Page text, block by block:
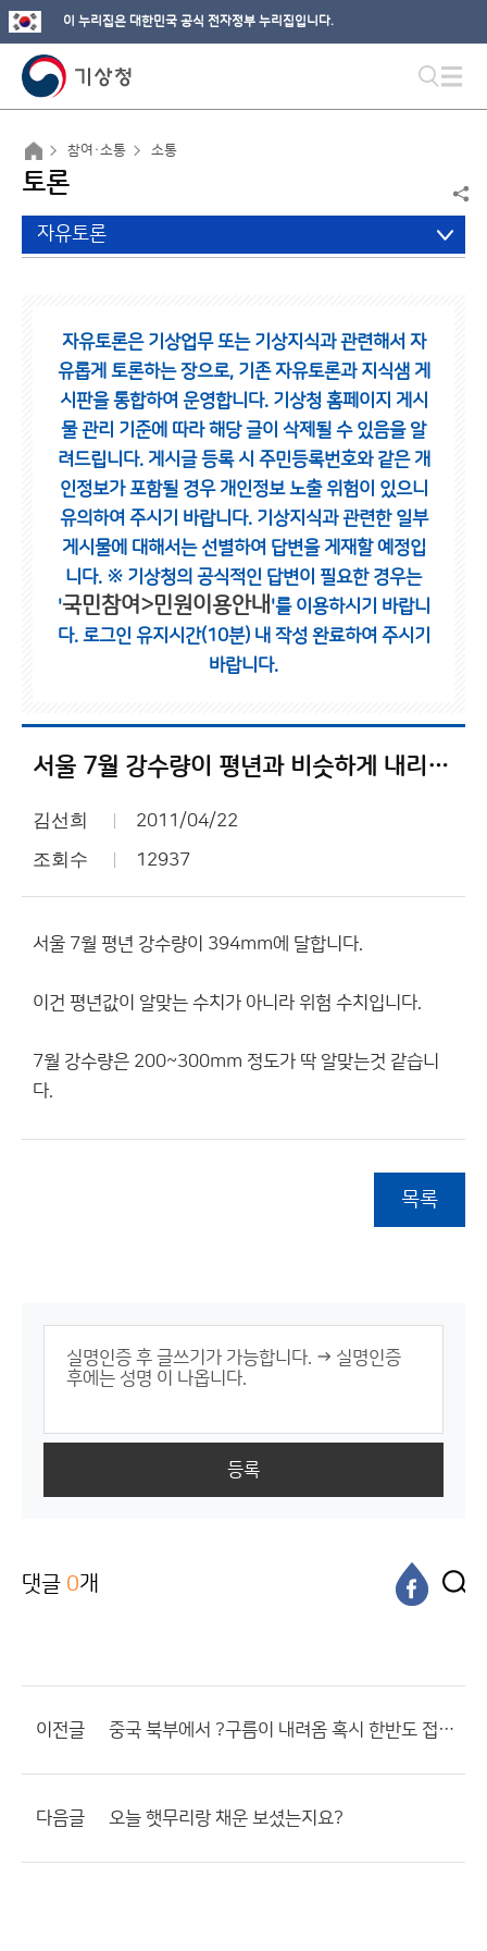
이 누리집은 대한민국 공식 전자정부 누리집입니다.
참여·소통 소통
토론
자유토론
자유토론은 기상업무 또는 기상지식과 관련해서 자
유롭게 토론하는 장으로, 기존 자유토론과 지식샘 게
시판을 통합하여 운영합니다. 기상청 홈페이지 게시
물 관리 기준에 따라 해당 글이 삭제될 수 있음을 알
려드립니다. 게시글 등록 시 주민등록번호와 같은 개
인정보가 포함될 경우 개인정보 노출 위험이 있으니
유의하여 주시기 바랍니다. 기상지식과 관련한 일부
게시물에 대해서는 선별하여 답변을 게재할 예정입
니다. ※ 기상청의 공식적인 답변이 필요한 경우는
'국민참여>민원이용안내 '를 이용하시기 바랍니
다. 로그인 유지시간(10분) 내 작성 완료하여 주시기
바랍니다.
서울 7월 강수량이 평년과 비슷하게 내리면 큰일 나겠네요.
김선희 2011/04/22
조회수 12937
서울 7월 평년 강수량이 394mm에 달합니다.
이건 평년값이 알맞는 수치가 아니라 위험 수치입니다.
7월 강수량은 200~300mm 정도가 딱 알맞는것 같습니
다.
목록
등록
댓글 0개
이전글 중국 북부에서 ?구름이 내려옴 혹시 한반도 접근? 소멸?
다음글 오늘 햇무리랑 채운 보셨는지요?